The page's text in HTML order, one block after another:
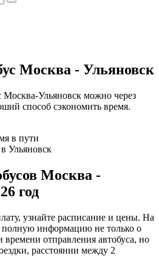
Москва - Ульяновск
Москва-Ульяновск можно через
способ сэкономить время.
в пути
Ульяновск
Москва -
год
узнайте расписание и цены. На
информацию не только о
времени отправления автобуса, но
расстоянии между 2